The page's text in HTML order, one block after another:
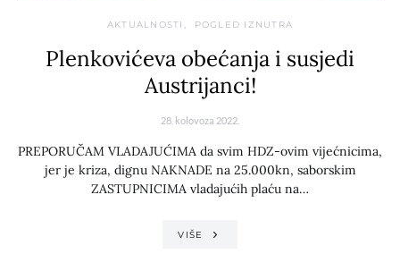
AKTUALNOSTI POGLED IZNUTRA
Plenkovićeva obećanja i susjedi
Austrijanci!
28. kolovoza 2022.
PREPORUČAM VLADAJUĆIMA da svim HDZ-ovim vijećnicima,
jer je kriza, dignu NAKNADE na 25.000kn, saborskim
ZASTUPNICIMA vladajućih plaću na…
VIŠE